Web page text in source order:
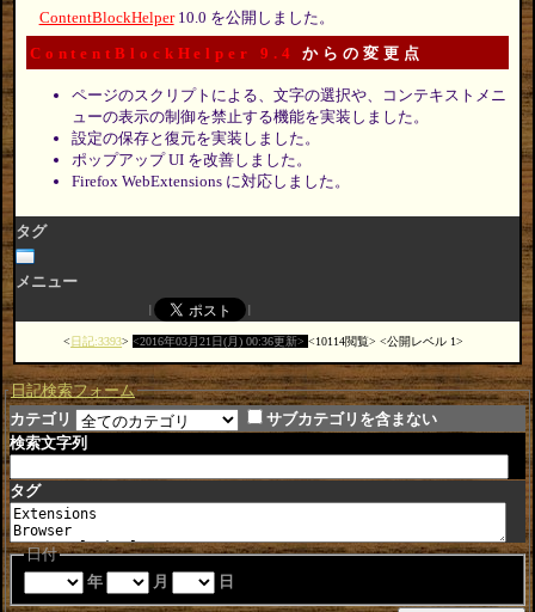
ContentBlockHelper10.0 を公開しました。
ContentBlockHelper 9.4 からの変更点
ページのスクリプトによる、文字の選択や、コンテキストメニ
ューの表示の制御を禁止する機能を実装しました。
設定の保存と復元を実装しました。
ポップアップ UI を改善しました。
Firefox WebExtensions に対応しました。
タグ
メニュー
日記:3393 2016年03月21日(月) 00:36更新 10114閲覧 公開レベル 1
日記検索フォーム
カテゴリ
サブカテゴリを含まない
検索文字列
タグ
日付
年
月 日